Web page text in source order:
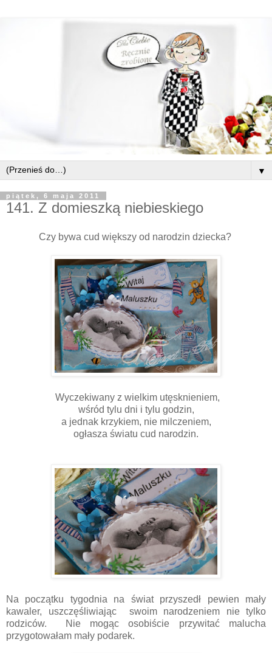
▼
piątek, 6 maja 2011
141. Z domieszką niebieskiego
Czy bywa cud większy od narodzin dziecka?
Wyczekiwany z wielkim utęsknieniem,
wśród tylu dni i tylu godzin,
a jednak krzykiem, nie milczeniem,
ogłasza światu cud narodzin.
Na początku tygodnia na świat przyszedł pewien mały
kawaler, uszczęśliwiając swoim narodzeniem nie tylko
rodziców. Nie mogąc osobiście przywitać malucha
przygotowałam mały podarek.